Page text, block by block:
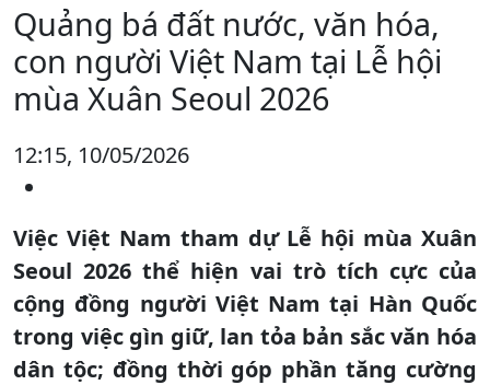
Quảng bá đất nước, văn hóa,
con người Việt Nam tại Lễ hội
mùa Xuân Seoul 2026
12:15, 10/05/2026
Việc Việt Nam tham dự Lễ hội mùa Xuân
Seoul 2026 thể hiện vai trò tích cực của
cộng đồng người Việt Nam tại Hàn Quốc
trong việc gìn giữ, lan tỏa bản sắc văn hóa
dân tộc; đồng thời góp phần tăng cường